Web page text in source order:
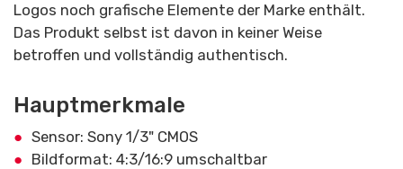
Logos noch grafische Elemente der Marke enthält.
Das Produkt selbst ist davon in keiner Weise
betroffen und vollständig authentisch.
Hauptmerkmale
Sensor: Sony 1/3" CMOS
Bildformat: 4:3/16:9 umschaltbar